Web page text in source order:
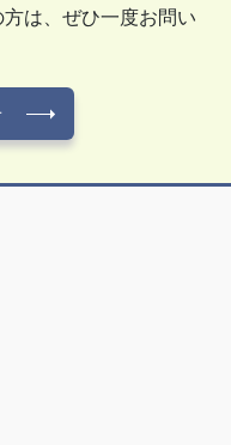
は、ぜひ一度お問い